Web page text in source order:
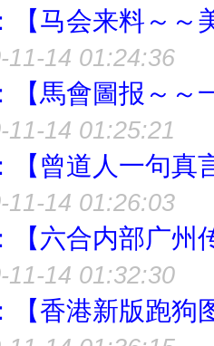
【马会来料～
11-14 01:24:36
【馬會圖报～
11-14 01:25:21
【曾道人一句
11-14 01:26:03
【六合内部广
11-14 01:32:30
【香港新版跑